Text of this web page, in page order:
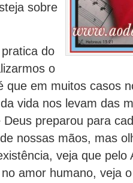
sobre
do
o
que em muitos casos
vida nos levam das
Deus preparou para
nossas mãos, mas
veja que pelo
amor humano, veja